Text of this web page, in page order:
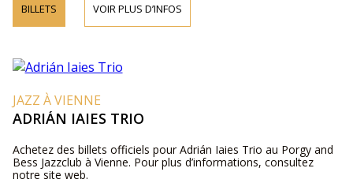
BILLETS VOIR PLUS D’INFOS
JAZZ À VIENNE
ADRIÁN IAIES TRIO
Achetez des billets officiels pour Adrián Iaies Trio au Porgy and
Bess Jazzclub à Vienne. Pour plus d’informations, consultez
notre site web.